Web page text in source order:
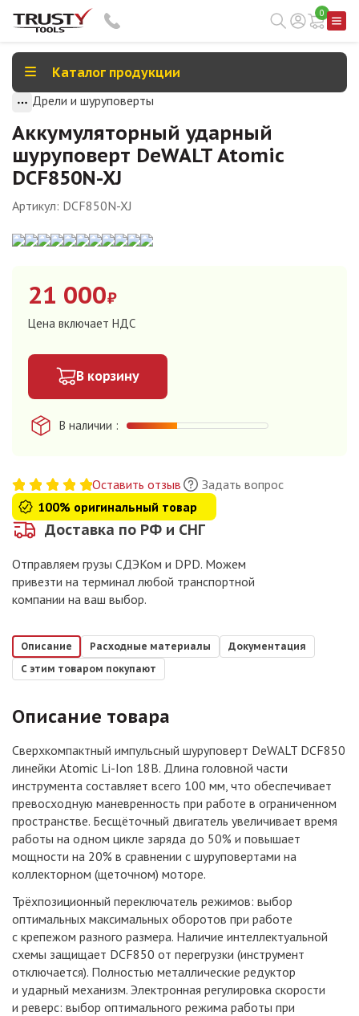
0
Каталог продукции
Дрели и шуруповерты
Аккумуляторный ударный
шуруповерт DeWALT Atomic
DCF850N-XJ
Артикул: DCF850N-XJ
21 000₽
Цена включает НДС
В корзину
В наличии
Оставить отзыв
Задать вопрос
100% оригинальный товар
Доставка по РФ и СНГ
Отправляем грузы СДЭКом и DPD. Можем
привезти на терминал любой транспортной
компании на ваш выбор.
Описание Расходные материалы
Документация
С этим товаром покупают
Описание товара
Сверхкомпактный импульсный шуруповерт DeWALT DCF850
линейки Atomic Li-Ion 18В. Длина головной части
инструмента составляет всего 100 мм, что обеспечивает
превосходную маневренность при работе в ограниченном
пространстве. Бесщёточный двигатель увеличивает время
работы на одном цикле заряда до 50% и повышает
мощности на 20% в сравнении с шуруповертами на
коллекторном (щеточном) моторе.
Трёхпозиционный переключатель режимов: выбор
оптимальных максимальных оборотов при работе
с крепежом разного размера. Наличие интеллектуальной
схемы защищает DCF850 от перегрузки (инструмент
отключается). Полностью металлические редуктор
и ударный механизм. Электронная регулировка скорости
и реверс: выбор оптимального режима работы при